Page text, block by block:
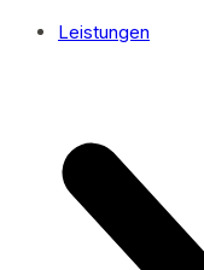
Leistungen